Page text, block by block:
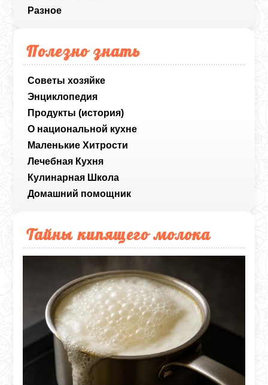
Разное
Полезно знать
Советы хозяйке
Энциклопедия
Продукты (история)
О национальной кухне
Маленькие Хитрости
Лечебная Кухня
Кулинарная Школа
Домашний помощник
Тайны кипящего молока